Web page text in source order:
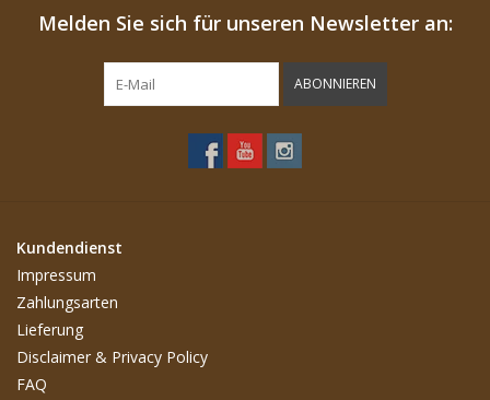
Melden Sie sich für unseren Newsletter an:
ABONNIEREN
Kundendienst
Impressum
Zahlungsarten
Lieferung
Disclaimer & Privacy Policy
FAQ